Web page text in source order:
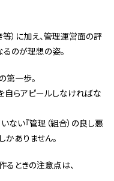
等）に加え、管理運営面の評
のが理想の姿。
第一歩。
自らアピールしなければな
い『管理（組合）の良し悪
かありません。
るときの注意点は、